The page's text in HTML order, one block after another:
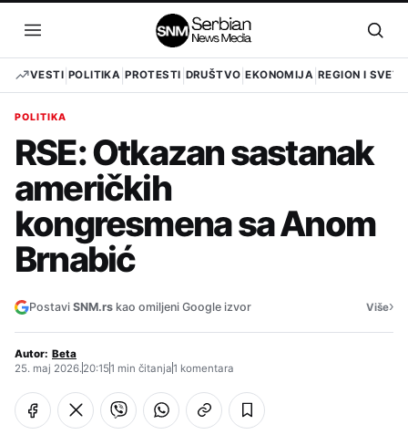
sadržaj
Otvori
meni
VESTI POLITIKA PROTESTI DRUŠTVO EKONOMIJA REGION I SVET
POLITIKA
RSE: Otkazan sastanak
američkih
kongresmena sa Anom
Brnabić
Postavi SNM.rs kao omiljeni Google izvor Više›
Autor: Beta
25. maj 2026.20:151 min čitanja1 komentara